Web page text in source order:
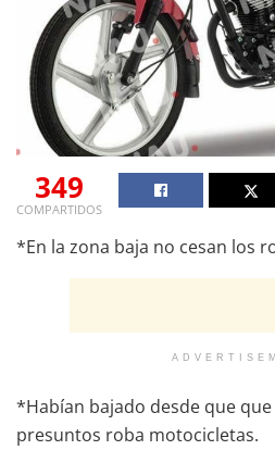
349
COMPARTIDOS
*En la zona baja no cesan los
*Habían bajado desde que
presuntos roba motocicletas.